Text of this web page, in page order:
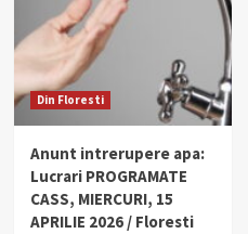
Din Floresti
Anunt intrerupere apa:
Lucrari PROGRAMATE
CASS, MIERCURI, 15
APRILIE 2026 / Floresti